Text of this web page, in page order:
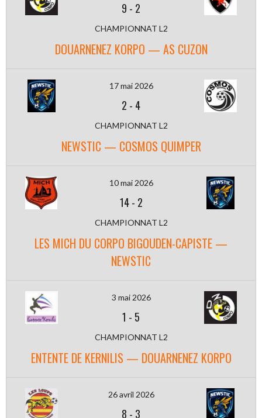
9 - 2
CHAMPIONNAT L2
DOUARNENEZ KORPO — AS CUZON
17 mai 2026
2 - 4
CHAMPIONNAT L2
NEWSTIC — COSMOS QUIMPER
10 mai 2026
14- 2
CHAMPIONNAT L2
LES MICH DU CORPO BIGOUDEN-CAPISTE —
NEWSTIC
3 mai 2026
1 - 5
CHAMPIONNAT L2
ENTENTE DE KERNILIS — DOUARNENEZ KORPO
26 avril 2026
8 - 3